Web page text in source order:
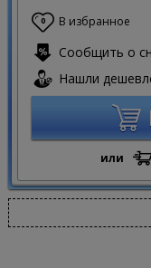
0 В избранное
Сообщить о
Нашли
или